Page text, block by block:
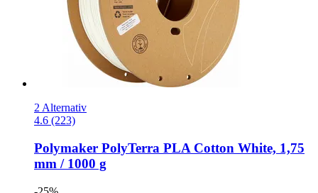
2 Alternativ
4.6 (223)
Polymaker PolyTerra PLA Cotton White, 1,75
mm / 1000 g